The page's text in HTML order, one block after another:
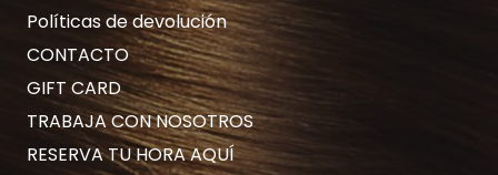
Políticas de devolución
CONTACTO
GIFT CARD
TRABAJA CON NOSOTROS
RESERVA TU HORA AQUÍ